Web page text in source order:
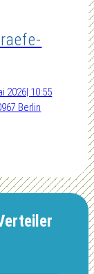
2026| 10:55
Berlin